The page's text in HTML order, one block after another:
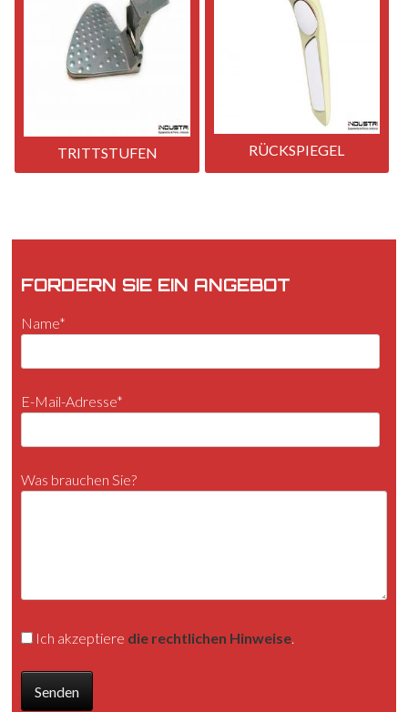
TRITTSTUFEN RÜCKSPIEGEL
FORDERN SIE EIN ANGEBOT
Name*
E-Mail-Adresse*
Was brauchen Sie?
Ich akzeptiere die rechtlichen Hinweise